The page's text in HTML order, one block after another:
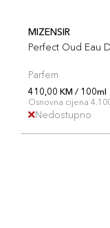
MIZENSIR
Perfect Oud Eau
Parfem
410,00 KM / 100ml
Osnovna cijena
Nedostupno